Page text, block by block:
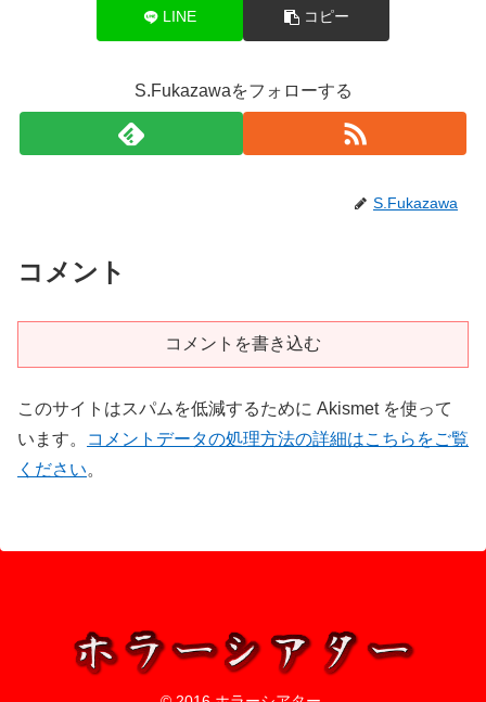
LINE コピー
S.Fukazawaをフォローする
S.Fukazawa
コメント
コメントを書き込む
このサイトはスパムを低減するために Akismet を使って
います。
コメントデータの処理方法の詳細はこちらをご覧
ください。